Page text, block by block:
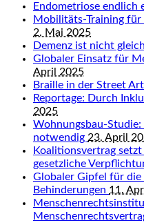
Endometriose endlich
Mobilitäts-Training
2. Mai 2025
Demenz ist nicht
Globaler Einsatz für
April 2025
Braille in der Street Art
Reportage: Durch
2025
Wohnungsbau-
notwendig 23. April
Koalitionsvertrag
gesetzliche
Globaler Gipfel für die
Behinderungen 11.